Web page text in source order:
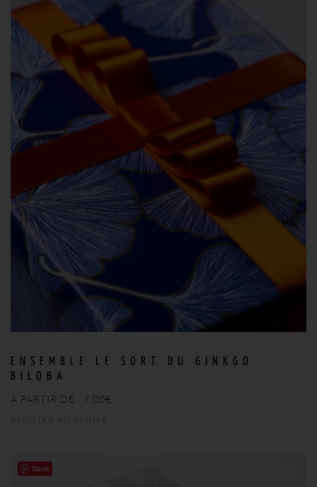
ENSEMBLE LE SORT DU GINKGO
BILOBA
À PARTIR DE : 7,00€
AJOUTER AU PANIER
Save